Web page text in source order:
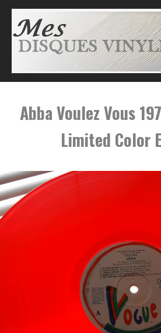
Abba Voulez Vous
Limited Color